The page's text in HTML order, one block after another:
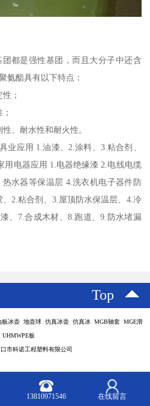
都是强性基团，而且大分子中还含
氨酯具有以下特点：
；
、耐水性和耐火性。
业应用 1.油漆、2.涂料、3.粘合剂、
用电器应用 1.电器绝缘漆 2.电线电缆
水器等保温层 4.洗衣机电子器件防
2.粘合剂、3.屋顶防水保温层、4.冷
、7.合成木材、8.跑道、9.防水堵漏
Top
冰壶 地壶球 仿真冰壶 仿真冰 MGB轴套 MGE滑
板
市科诺工程塑料有限公司
13810971546 在线留言